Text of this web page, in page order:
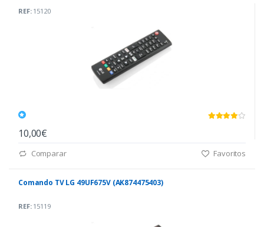
REF:15120
10,00€
Comparar Favoritos
Comando TV LG 49UF675V (AK874475403)
REF:15119